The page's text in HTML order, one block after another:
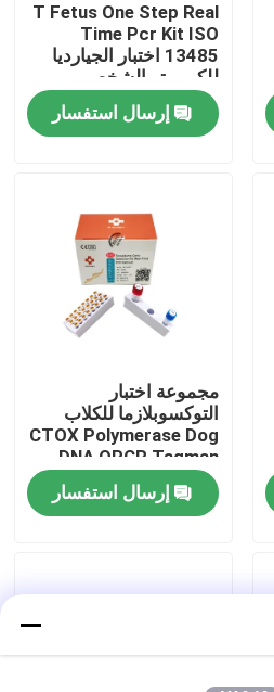
T Fetus One Step Real
Time Pcr Kit ISO
13485 اختبار الجيارديا
للكمبيوتر الشخصي
إرسال استفسار
مجموعة اختبار
التوكسوبلازما للكلاب
CTOX Polymerase Dog
DNA QPCR Taqman
Probe
إرسال استفسار